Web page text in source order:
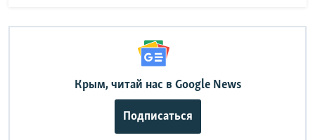
Крым, читай нас в Google News
Подписаться